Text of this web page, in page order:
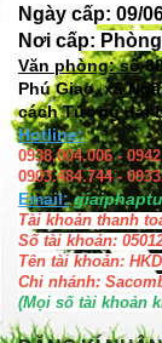
Ngày cấp: 09/
Nơi cấp:
Văn phòng: số
Phú Giao, xã
cách Tượng đài
Hotline:
0938.004.006 -
0903.484.744 -
Email:
Tài khoản thanh
Số tài khoản:
Tên tài khoản:
Chi nhánh:
(Mọi số tài khoản